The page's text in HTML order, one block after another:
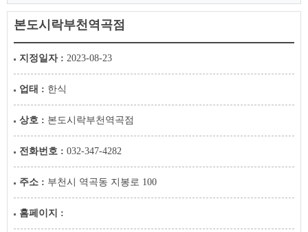
본도시락부천역곡점
지정일자 : 2023-08-23
업태 : 한식
상호 : 본도시락부천역곡점
전화번호 : 032-347-4282
주소 : 부천시 역곡동 지봉로 100
홈페이지 :